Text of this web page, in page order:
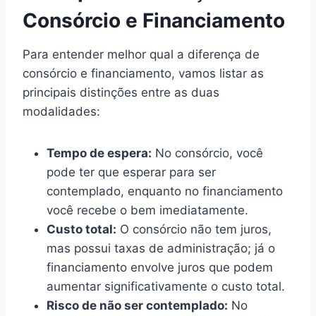
Consórcio e Financiamento
Para entender melhor qual a diferença de
consórcio e financiamento, vamos listar as
principais distinções entre as duas
modalidades:
Tempo de espera: No consórcio, você
pode ter que esperar para ser
contemplado, enquanto no financiamento
você recebe o bem imediatamente.
Custo total: O consórcio não tem juros,
mas possui taxas de administração; já o
financiamento envolve juros que podem
aumentar significativamente o custo total.
Risco de não ser contemplado: No